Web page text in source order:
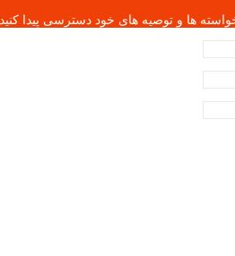
ها و توصیه های خود دسترسی پیدا کنید.